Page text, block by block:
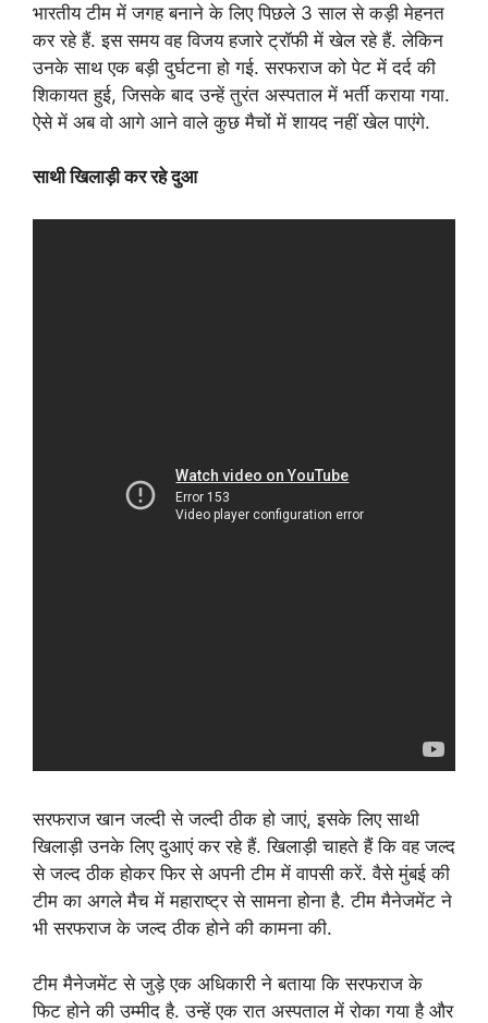
भारतीय टीम में जगह बनाने के लिए पिछले 3 साल से कड़ी मेहनत
कर रहे हैं. इस समय वह विजय हजारे ट्रॉफी में खेल रहे हैं. लेकिन
उनके साथ एक बड़ी दुर्घटना हो गई. सरफराज को पेट में दर्द की
शिकायत हुई, जिसके बाद उन्हें तुरंत अस्पताल में भर्ती कराया गया.
ऐसे में अब वो आगे आने वाले कुछ मैचों में शायद नहीं खेल पाएंगे.
साथी खिलाड़ी कर रहे दुआ
सरफराज खान जल्दी से जल्दी ठीक हो जाएं, इसके लिए साथी
खिलाड़ी उनके लिए दुआएं कर रहे हैं. खिलाड़ी चाहते हैं कि वह जल्द
से जल्द ठीक होकर फिर से अपनी टीम में वापसी करें. वैसे मुंबई की
टीम का अगले मैच में महाराष्ट्र से सामना होना है. टीम मैनेजमेंट ने
भी सरफराज के जल्द ठीक होने की कामना की.
टीम मैनेजमेंट से जुड़े एक अधिकारी ने बताया कि सरफराज के
फिट होने की उम्मीद है. उन्हें एक रात अस्पताल में रोका गया है और